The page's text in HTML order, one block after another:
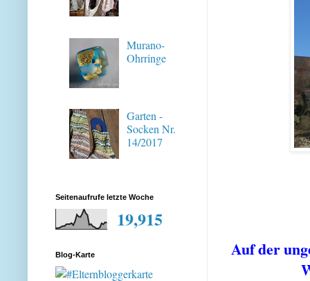
Auf der
Murano-
Ohrringe
Garten -
Socken Nr.
14/2017
Seitenaufrufe letzte Woche
19,915
Blog-Karte